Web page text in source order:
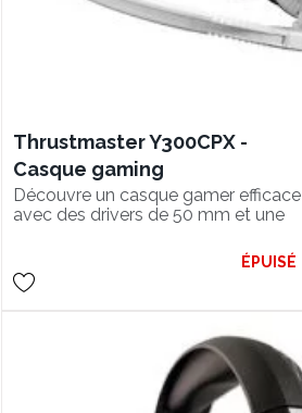
Thrustmaster Y300CPX -
Casque gaming
multiplateforme
Découvre un casque gamer efficace
avec des drivers de 50 mm et une
stable, optimisée pour les jeux !ÉPUISÉ